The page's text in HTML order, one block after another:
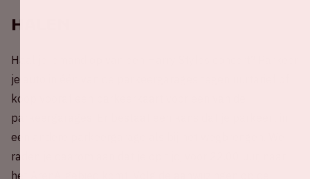
Halen
Haal je iemand op van een Harry Styles concert? Parkeer
je auto in één van de parkeergarages tegen uurtarief of
koop vooraf een parkeerkaart voor een van de
parkeergarages. Er bestaat een kans dat je parkeert in
een andere parkeergarage als bij het wegbrengen. We
raden je daarom aan dat je op tijd, voor 22.00 uur, naar
het ArenA-gebied komt. Volg de aanwijzingen op de